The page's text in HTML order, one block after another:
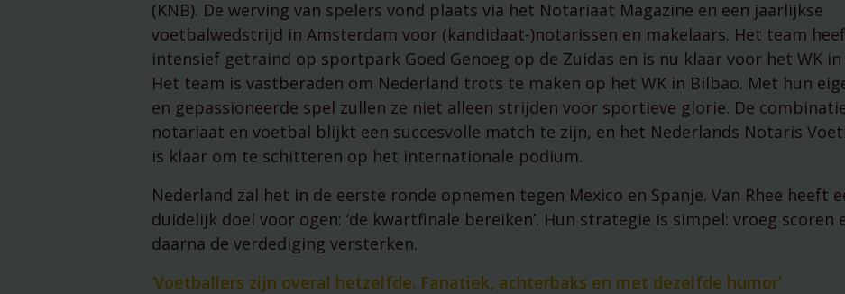
(KNB). De werving van spelers vond plaats via het Notariaat Magazine en een jaarlijkse
voetbalwedstrijd in Amsterdam voor (kandidaat-)notarissen en makelaars. Het team
intensief getraind op sportpark Goed Genoeg op de Zuidas en is nu klaar voor het WK in
Het team is vastberaden om Nederland trots te maken op het WK in Bilbao. Met hun
en gepassioneerde spel zullen ze niet alleen strijden voor sportieve glorie. De
notariaat en voetbal blijkt een succesvolle match te zijn, en het Nederlands Notaris
is klaar om te schitteren op het internationale podium.
Nederland zal het in de eerste ronde opnemen tegen Mexico en Spanje. Van Rhee heeft
duidelijk doel voor ogen: ‘de kwartfinale bereiken’. Hun strategie is simpel: vroeg scoren
daarna de verdediging versterken.
‘Voetballers zijn overal hetzelfde. Fanatiek, achterbaks en met dezelfde humor’